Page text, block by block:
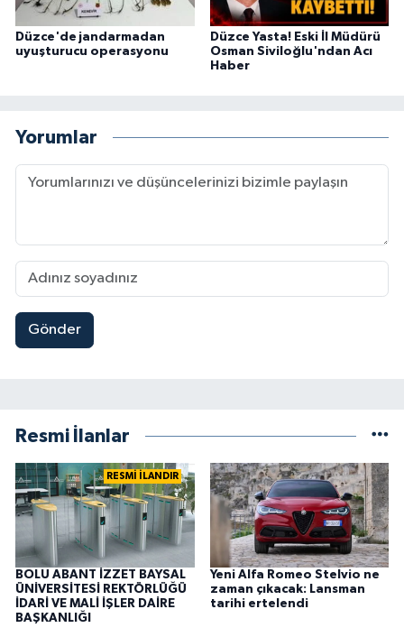
Düzce'de jandarmadan
uyuşturucu operasyonu
Düzce Yasta! Eski İl Müdürü
Osman Siviloğlu'ndan Acı
Haber
Yorumlar
Gönder
Resmi İlanlar
RESMİ İLANDIR
BOLU ABANT İZZET BAYSAL
ÜNİVERSİTESİ REKTÖRLÜĞÜ
İDARİ VE MALİ İŞLER DAİRE
BAŞKANLIĞI
Yeni Alfa Romeo Stelvio ne
zaman çıkacak: Lansman
tarihi ertelendi